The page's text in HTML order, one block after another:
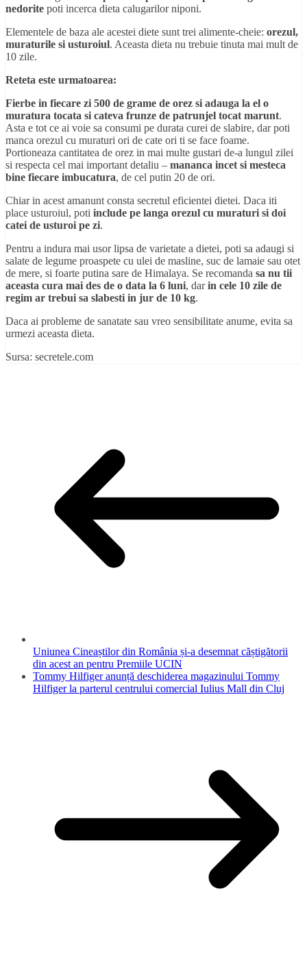
nedorite poti incerca dieta calugarilor niponi.
Elementele de baza ale acestei diete sunt trei alimente-cheie: orezul,
muraturile si usturoiul. Aceasta dieta nu trebuie tinuta mai mult de
10 zile.
Reteta este urmatoarea:
Fierbe in fiecare zi 500 de grame de orez si adauga la el o
muratura tocata si cateva frunze de patrunjel tocat marunt.
Asta e tot ce ai voie sa consumi pe durata curei de slabire, dar poti
manca orezul cu muraturi ori de cate ori ti se face foame.
Portioneaza cantitatea de orez in mai multe gustari de-a lungul zilei
si respecta cel mai important detaliu – mananca incet si mesteca
bine fiecare imbucatura, de cel putin 20 de ori.
Chiar in acest amanunt consta secretul eficientei dietei. Daca iti
place usturoiul, poti include pe langa orezul cu muraturi si doi
catei de usturoi pe zi.
Pentru a indura mai usor lipsa de varietate a dietei, poti sa adaugi si
salate de legume proaspete cu ulei de masline, suc de lamaie sau otet
de mere, si foarte putina sare de Himalaya. Se recomanda sa nu tii
aceasta cura mai des de o data la 6 luni, darin cele 10 zile de
regim ar trebui sa slabesti in jur de 10 kg.
Daca ai probleme de sanatate sau vreo sensibilitate anume, evita sa
urmezi aceasta dieta.
Sursa: secretele.com
Uniunea Cineaștilor din România și-a desemnat căștigătorii
din acest an pentru Premiile UCIN
Tommy Hilfiger anunță deschiderea magazinului Tommy
Hilfiger la parterul centrului comercial Iulius Mall din Cluj